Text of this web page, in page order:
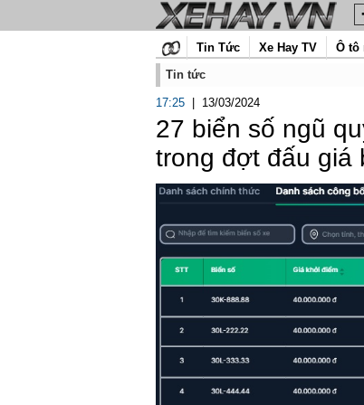
Tin Tức Xe Hay TV Ô tô
Tin tức
17:25 13/03/2024
27 biển số ngũ
trong đợt đấu giá